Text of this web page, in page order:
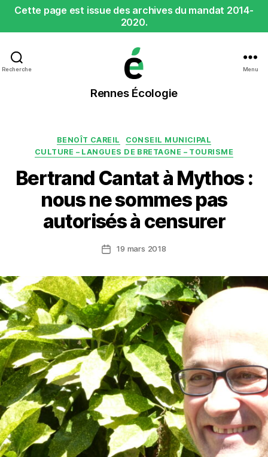
Cette page est issue des archives du mandat 2014-
2020.
Recherche
Rennes
Écologie
Rennes Écologie
Menu
Catégories
BENOÎT CAREIL
CONSEIL MUNICIPAL
CULTURE – LANGUES DE BRETAGNE – TOURISME
Bertrand Cantat à Mythos :
nous ne sommes pas
autorisés à censurer
Date19 mars 2018